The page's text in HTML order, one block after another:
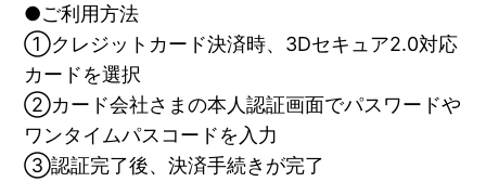
●ご利用方法
①クレジットカード決済時、3Dセキュア2.0対応
カードを選択
②カード会社さまの本人認証画面でパスワードや
ワンタイムパスコードを入力
③認証完了後、決済手続きが完了